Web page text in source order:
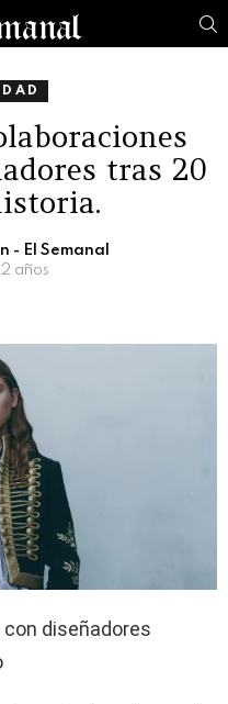
tras 20
- El Semanal
años
diseñadores